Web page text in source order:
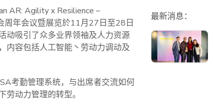
AR: Agility x Resilience –
周年会议暨展览於11月27日至28日
动吸引了众多业界领袖及人力资源
内容包括人工智能丶劳动力调动及
考勤管理系统，与出席者交流如何
动力管理的转型。
最新消息：